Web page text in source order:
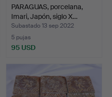
PARAGUAS, porcelana,
Imari, Japón, siglo X…
Subastado 13 sep 2022
5 pujas
95 USD